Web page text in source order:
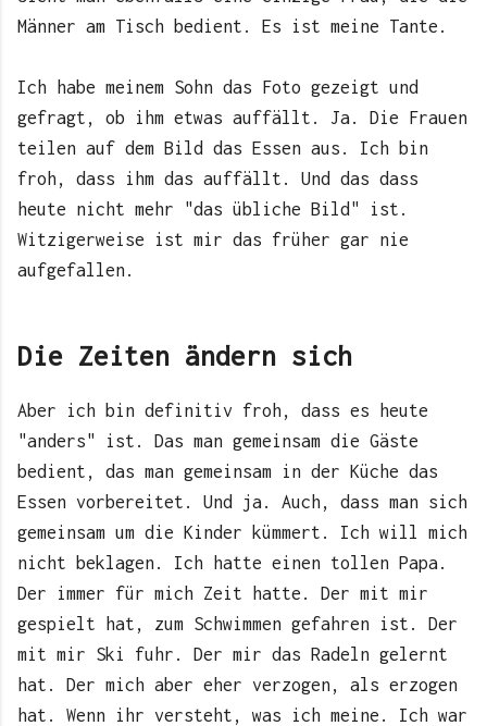
Männer am Tisch bedient. Es ist meine Tante.
Ich habe meinem Sohn das Foto gezeigt und
gefragt, ob ihm etwas auffällt. Ja. Die Frauen
teilen auf dem Bild das Essen aus. Ich bin
froh, dass ihm das auffällt. Und das dass
heute nicht mehr "das übliche Bild" ist.
Witzigerweise ist mir das früher gar nie
aufgefallen.
Die Zeiten ändern sich
Aber ich bin definitiv froh, dass es heute
"anders" ist. Das man gemeinsam die Gäste
bedient, das man gemeinsam in der Küche das
Essen vorbereitet. Und ja. Auch, dass man sich
gemeinsam um die Kinder kümmert. Ich will mich
nicht beklagen. Ich hatte einen tollen Papa.
Der immer für mich Zeit hatte. Der mit mir
gespielt hat, zum Schwimmen gefahren ist. Der
mit mir Ski fuhr. Der mir das Radeln gelernt
hat. Der mich aber eher verzogen, als erzogen
hat. Wenn ihr versteht, was ich meine. Ich war